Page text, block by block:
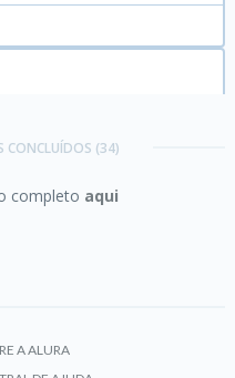
CONCLUÍDOS (34)
completo aqui
A ALURA